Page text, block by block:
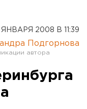
ЯНВАРЯ 2008 В 11:39
Подгорнова